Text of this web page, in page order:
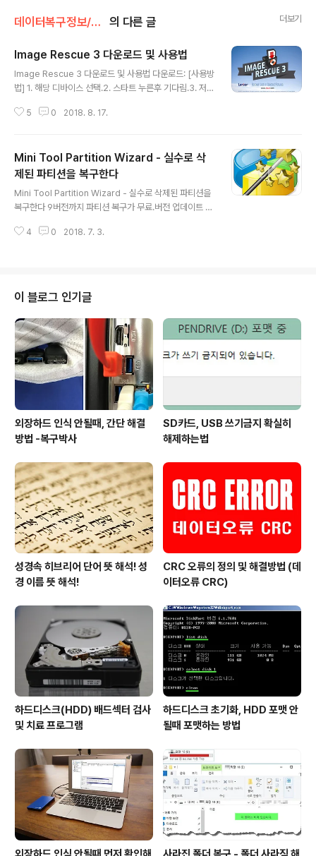
데이터복구정보/복구프로그램 의 다른 글 더보기
Image Rescue 3 다운로드 및 사용법
Image Rescue 3 다운로드 및 사용법 다운로드: [사용방
법] 1. 해당 디바이스 선택.2. 스타트 누른후 기다림.3. 저장
221336488874
5 0 2018. 8. 17.
Mini Tool Partition Wizard - 실수로 삭
제된 파티션을 복구한다
Mini Tool Partition Wizard - 실수로 삭제된 파티션을
복구한다 9버전까지 파티션 복구가 무료.버전 업데이트 하
되어 있으므로 분할압축을 풀어서 쓰십시오.하나의 폴더에
4 0 2018. 7. 3.
이 블로그 인기글
외장하드 인식 안될때, 간단 해결
방법 -복구박사
SD카드, USB 쓰기금지 확실히
해제하는법
성경속 히브리어 단어 뜻 해석! 성
경 이름 뜻 해석!
CRC 오류의 정의 및 해결방법 (데
이터오류 CRC)
하드디스크(HDD) 배드섹터 검사
및 치료 프로그램
하드디스크 초기화, HDD 포맷 안
될때 포맷하는 방법